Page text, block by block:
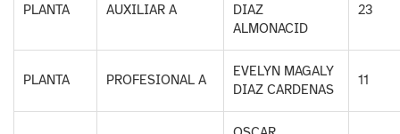
PLANTA AUXILIAR A
DIAZ
ALMONACID
23
PLANTA PROFESIONAL A
EVELYN MAGALY
DIAZ CARDENAS
11